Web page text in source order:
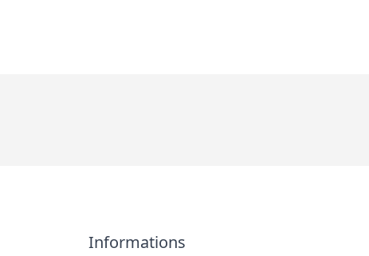
Informations